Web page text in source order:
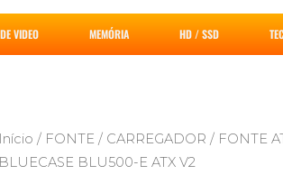
VIDEO MEMÓRIA HD / SSD
Início / FONTE / CARREGADOR / FONTE
BLUECASE BLU500-E ATX V2